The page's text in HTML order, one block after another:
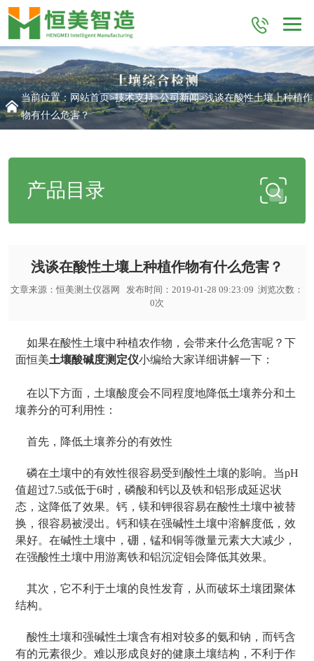
当前位置： 网站首页>技术支持>公司新闻>浅谈在酸性土壤上种植作
物有什么危害？
产品目录
浅谈在酸性土壤上种植作物有什么危害？
文章来源： 恒美测土仪器网
发布时间：2019-01-28 09:23:09 浏览次数：
0次
如果在酸性土壤中种植农作物，会带来什么危害呢？下
面恒美土壤酸碱度测定仪小编给大家详细讲解一下：
在以下方面，土壤酸度会不同程度地降低土壤养分和土
壤养分的可利用性：
首先，降低土壤养分的有效性
磷在土壤中的有效性很容易受到酸性土壤的影响。当pH
值超过7.5或低于6时，磷酸和钙以及铁和铝形成延迟状
态，这降低了效果。钙，镁和钾很容易在酸性土壤中被替
换，很容易被浸出。钙和镁在强碱性土壤中溶解度低，效
果好。在碱性土壤中，硼，锰和铜等微量元素大大减少，
在强酸性土壤中用游离铁和铝沉淀钼会降低其效果。
其次，它不利于土壤的良性发育，从而破坏土壤团聚体
结构。
酸性土壤和强碱性土壤含有相对较多的氨和钠，而钙含
有的元素很少。难以形成良好的健康土壤结构，不利于作